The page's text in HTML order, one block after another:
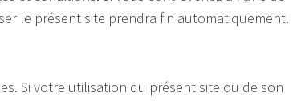
le présent site prendra fin automatiquement.
Si votre utilisation du présent site ou de son